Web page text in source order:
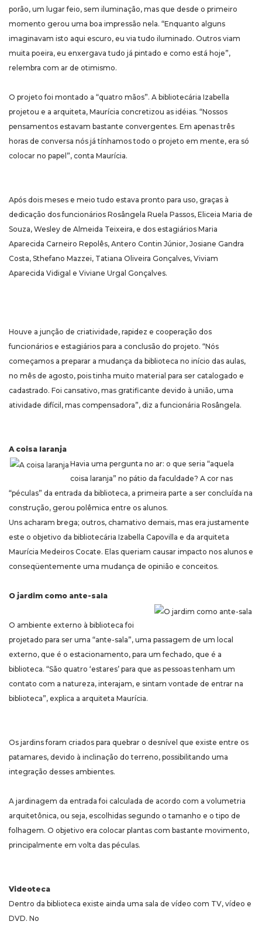
porão, um lugar feio, sem iluminação, mas que desde o primeiro
momento gerou uma boa impressão nela. “Enquanto alguns
imaginavam isto aqui escuro, eu via tudo iluminado. Outros viam
muita poeira, eu enxergava tudo já pintado e como está hoje”,
relembra com ar de otimismo.
O projeto foi montado a “quatro mãos”. A bibliotecária Izabella
projetou e a arquiteta, Maurícia concretizou as idéias. “Nossos
pensamentos estavam bastante convergentes. Em apenas três
horas de conversa nós já tínhamos todo o projeto em mente, era só
colocar no papel”, conta Maurícia.
Após dois meses e meio tudo estava pronto para uso, graças à
dedicação dos funcionários Rosângela Ruela Passos, Eliceia Maria de
Souza, Wesley de Almeida Teixeira, e dos estagiários Maria
Aparecida Carneiro Repolês, Antero Contin Júnior, Josiane Gandra
Costa, Sthefano Mazzei, Tatiana Oliveira Gonçalves, Viviam
Aparecida Vidigal e Viviane Urgal Gonçalves.
Houve a junção de criatividade, rapidez e cooperação dos
funcionários e estagiários para a conclusão do projeto. “Nós
começamos a preparar a mudança da biblioteca no início das aulas,
no mês de agosto, pois tinha muito material para ser catalogado e
cadastrado. Foi cansativo, mas gratificante devido à união, uma
atividade difícil, mas compensadora”, diz a funcionária Rosângela.
A coisa laranja
Havia uma pergunta no ar: o que seria “aquela
coisa laranja” no pátio da faculdade? A cor nas
“péculas” da entrada da biblioteca, a primeira parte a ser concluída na
construção, gerou polêmica entre os alunos.
Uns acharam brega; outros, chamativo demais, mas era justamente
este o objetivo da bibliotecária Izabella Capovilla e da arquiteta
Maurícia Medeiros Cocate. Elas queriam causar impacto nos alunos e
conseqüentemente uma mudança de opinião e conceitos.
O jardim como ante-sala
O ambiente externo à biblioteca foi
projetado para ser uma “ante-sala”, uma passagem de um local
externo, que é o estacionamento, para um fechado, que é a
biblioteca. “São quatro ‘estares’ para que as pessoas tenham um
contato com a natureza, interajam, e sintam vontade de entrar na
biblioteca”, explica a arquiteta Maurícia.
Os jardins foram criados para quebrar o desnível que existe entre os
patamares, devido à inclinação do terreno, possibilitando uma
integração desses ambientes.
A jardinagem da entrada foi calculada de acordo com a volumetria
arquitetônica, ou seja, escolhidas segundo o tamanho e o tipo de
folhagem. O objetivo era colocar plantas com bastante movimento,
principalmente em volta das péculas.
Videoteca
Dentro da biblioteca existe ainda uma sala de vídeo com TV, vídeo e
DVD. No